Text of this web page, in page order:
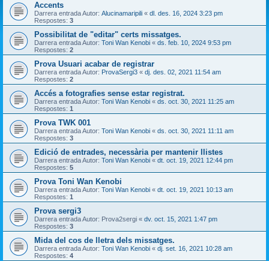
Accents
Darrera entrada Autor: Alucinamaripili « dl. des. 16, 2024 3:23 pm
Respostes: 3
Possibilitat de "editar" certs missatges.
Darrera entrada Autor: Toni Wan Kenobi « ds. feb. 10, 2024 9:53 pm
Respostes: 2
Prova Usuari acabar de registrar
Darrera entrada Autor: ProvaSergi3 « dj. des. 02, 2021 11:54 am
Respostes: 2
Accés a fotografies sense estar registrat.
Darrera entrada Autor: Toni Wan Kenobi « ds. oct. 30, 2021 11:25 am
Respostes: 1
Prova TWK 001
Darrera entrada Autor: Toni Wan Kenobi « ds. oct. 30, 2021 11:11 am
Respostes: 3
Edició de entrades, necessària per mantenir llistes
Darrera entrada Autor: Toni Wan Kenobi « dt. oct. 19, 2021 12:44 pm
Respostes: 5
Prova Toni Wan Kenobi
Darrera entrada Autor: Toni Wan Kenobi « dt. oct. 19, 2021 10:13 am
Respostes: 1
Prova sergi3
Darrera entrada Autor: Prova2sergi « dv. oct. 15, 2021 1:47 pm
Respostes: 3
Mida del cos de lletra dels missatges.
Darrera entrada Autor: Toni Wan Kenobi « dj. set. 16, 2021 10:28 am
Respostes: 4